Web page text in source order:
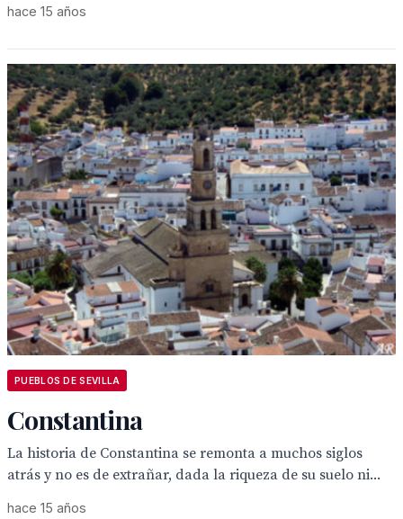
hace 15 años
PUEBLOS DE SEVILLA
Constantina
La historia de Constantina se remonta a muchos siglos
atrás y no es de extrañar, dada la riqueza de su suelo ni...
hace 15 años